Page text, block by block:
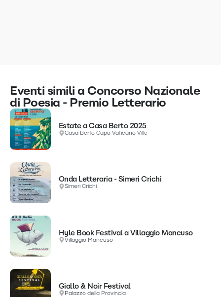
Eventi simili a Concorso Nazionale
di Poesia - Premio Letterario
Estate a Casa Berto 2025
Casa Berto Capo Vaticano Ville
Onda Letteraria - Simeri Crichi
Simeri Crichi
Hyle Book Festival a Villaggio Mancuso
Villaggio Mancuso
Giallo & Noir Festival
Palazzo della Provincia